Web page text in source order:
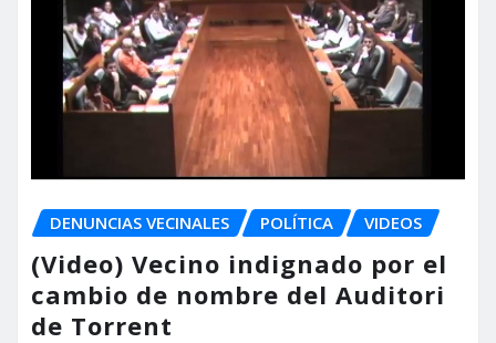
DENUNCIAS VECINALES POLÍTICA VIDEOS
(Video) Vecino indignado por el
cambio de nombre del Auditori
de Torrent